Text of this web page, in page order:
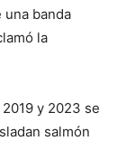
banda
la
y 2023 se
salmón